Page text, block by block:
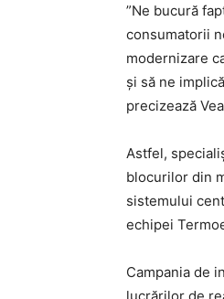
”Ne bucură
consumatorii
modernizare
și să ne
precizează
Astfel,
blocurilor din
sistemului
echipei
Campania de